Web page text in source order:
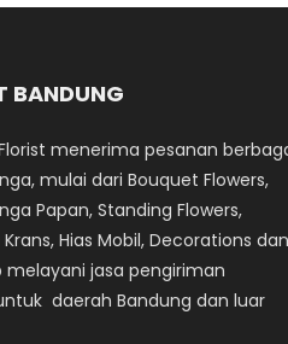
BANDUNG
menerima pesanan
mulai dari Bouquet Flowers,
Papan, Standing Flowers,
Hias Mobil, Decorations dan
melayani jasa pengiriman
daerah Bandung dan luar